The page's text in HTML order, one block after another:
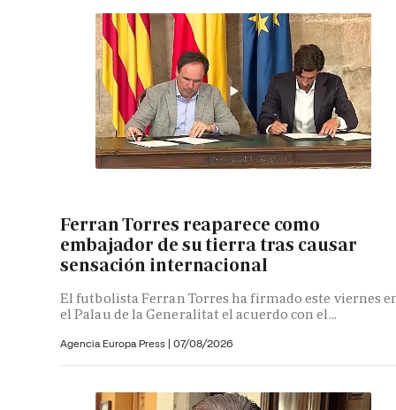
Ferran Torres reaparece como
embajador de su tierra tras causar
sensación internacional
El futbolista Ferran Torres ha firmado este viernes
el Palau de la Generalitat el acuerdo con el...
Agencia Europa Press | 07/08/2026